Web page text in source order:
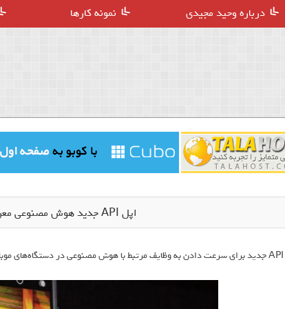
درباره وحید مجیدی نمونه کارها
اپل API جدید هوش مصنوعی معرفی کرد